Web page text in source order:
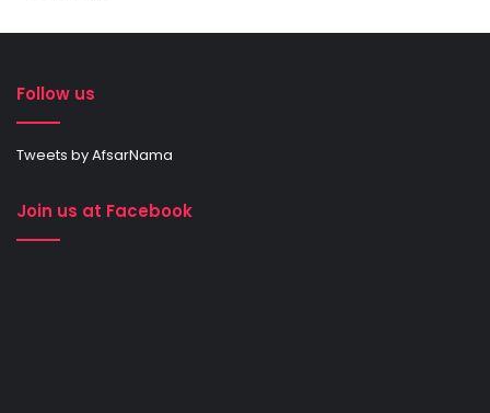
Follow us
Tweets by AfsarNama
Join us at Facebook